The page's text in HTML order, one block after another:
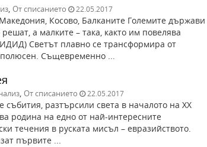
, От списанието 22.05.2017
Косово, Балканите Големите държави
решат, а малките – така, както им повелява
Светът плавно се трансформира от
Същевременно ...
, От списанието 22.05.2017
събития, разтърсили света в началото на XX
родина на едно от най-интересните
течения в руската мисъл – евразийството.
първите ...